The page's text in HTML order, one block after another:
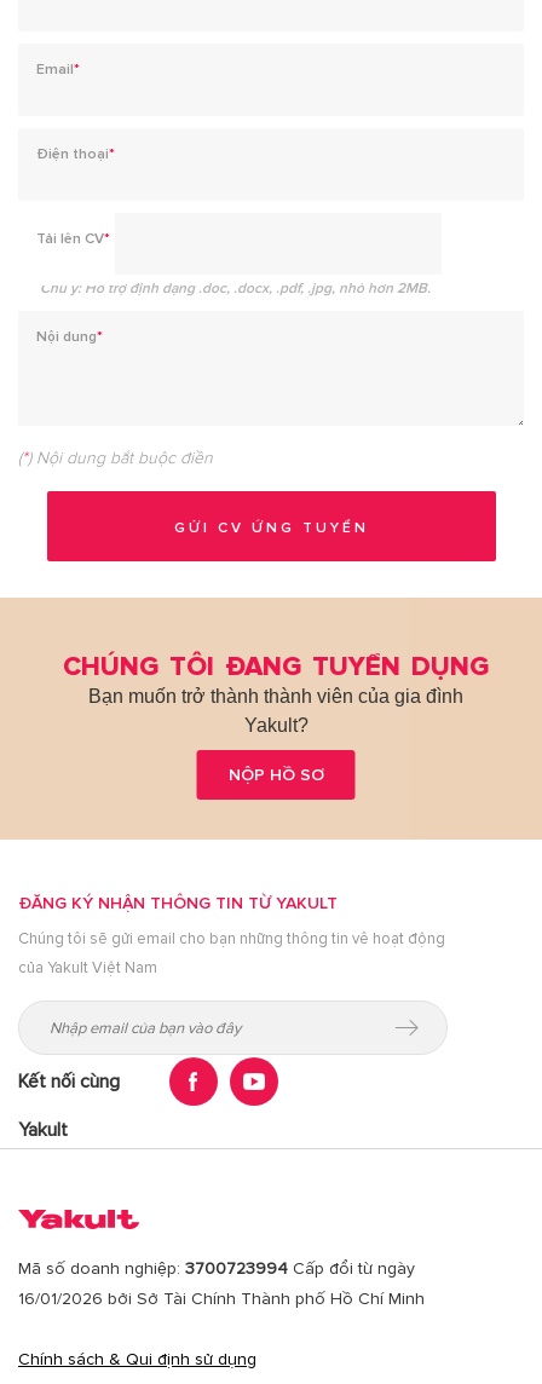
Email*
Điện thoại*
Tải lên CV*
Chú ý: Hỗ trợ định dạng .doc, .docx, .pdf, .jpg, nhỏ hơn 2MB.
Nội dung*
(*) Nội dung bắt buộc điền
CHÚNG TÔI ĐANG TUYỂN DỤNG
Bạn muốn trở thành thành viên của gia đình
Yakult?
NỘP HỒ SƠ
ĐĂNG KÝ NHẬN THÔNG TIN TỪ YAKULT
Chúng tôi sẽ gửi email cho bạn những thông tin vê hoạt động
của Yakult Việt Nam
Kết nối cùng
Yakult
Mã số doanh nghiệp: 3700723994 Cấp đổi từ ngày
16/01/2026 bởi Sở Tài Chính Thành phố Hồ Chí Minh
Chính sách & Qui định sử dụng